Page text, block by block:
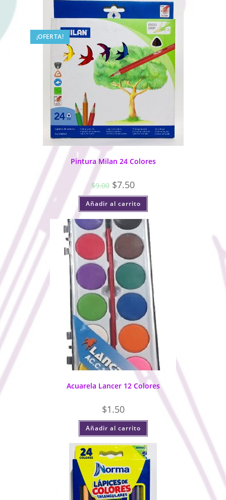
¡OFERTA!
Pintura Milan 24 Colores
$9.00 $7.50
Añadir al carrito
Acuarela Lancer 12 Colores
$1.50
Añadir al carrito